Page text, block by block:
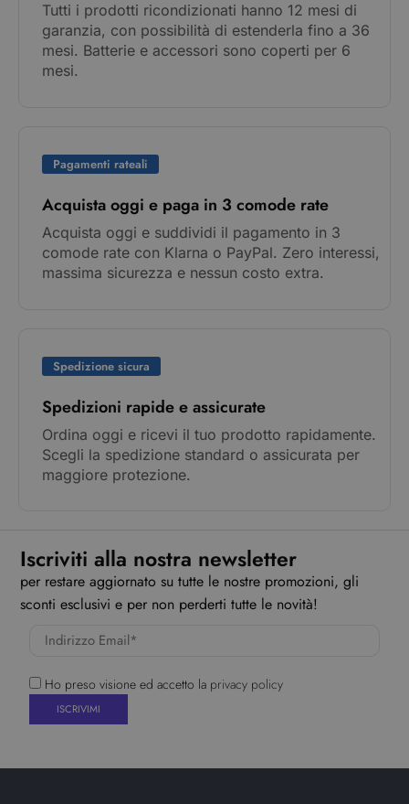
Tutti i prodotti ricondizionati hanno 12 mesi di
garanzia, con possibilità di estenderla fino a 36
mesi. Batterie e accessori sono coperti per 6
mesi.
Pagamenti rateali
Acquista oggi e paga in 3 comode rate
Acquista oggi e suddividi il pagamento in 3
comode rate con Klarna o PayPal. Zero interessi,
massima sicurezza e nessun costo extra.
Spedizione sicura
Spedizioni rapide e assicurate
Ordina oggi e ricevi il tuo prodotto rapidamente.
Scegli la spedizione standard o assicurata per
maggiore protezione.
Iscriviti alla nostra newsletter
per restare aggiornato su tutte le nostre promozioni, gli
sconti esclusivi e per non perderti tutte le novità!
Ho preso visione ed accetto la privacy policy